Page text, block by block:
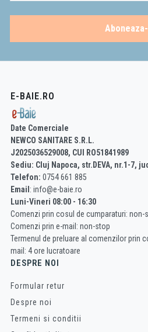
E-BAIE.RO
Date Comerciale
NEWCO SANITARE S.R.L.
J2025036529008, CUI RO51841989
Sediu: Cluj Napoca, str.DEVA, nr.1-7,
Telefon: 0754 661 885
Email : info@e-baie.ro
Luni-Vineri 08:00 - 16:30
Comenzi prin cosul de cumparaturi: non-
Comenzi prin e-mail: non-stop
Termenul de preluare al comenzilor prin
mail: 4 ore lucratoare
DESPRE NOI
Formular retur
Despre noi
Termeni si conditii